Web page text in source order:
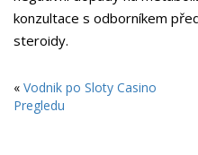
konzultace s odborníkem
steroidy.
« Vodnik po Sloty Casino
Pregledu